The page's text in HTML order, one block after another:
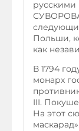
русскими
Польши,
как
В 1794
монарх
III.
На этот
маскарад».